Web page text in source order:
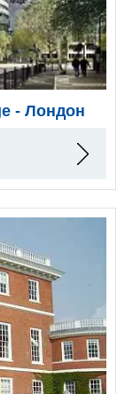
- Лондон